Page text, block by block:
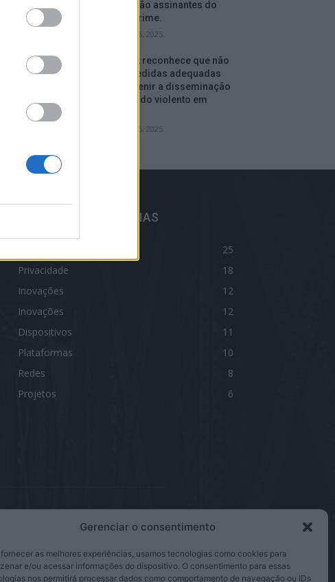
Gerenciar o consentimento
as melhores experiências, usamos tecnologias como cookies para
e/ou acessar informações do dispositivo. O consentimento para essas
nos permitirá processar dados como comportamento de navegação ou IDs
que não são assinantes do
serviço Prime.
setembro 16, 2025
Facebook reconhece que não
tomou medidas adequadas
para prevenir a disseminação
de conteúdo violento em
setembro 15, 2025
MELHORES CATEGORIAS
25
Privacidade
18
Inovações
12
Inovações
12
Dispositivos
11
Plataformas
10
Redes
8
Projetos
6